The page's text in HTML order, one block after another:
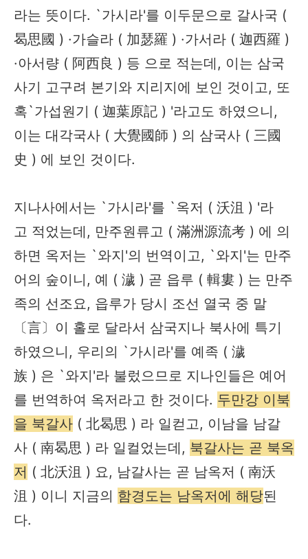
라는 뜻이다. `가시라'를 이두문으로 갈사국 (
曷思國 ) ·가슬라 ( 加瑟羅 ) ·가서라 ( 迦西羅 )
·아서량 ( 阿西良 ) 등 으로 적는데, 이는 삼국
사기 고구려 본기와 지리지에 보인 것이고, 또
혹`가섭원기 ( 迦葉原記 ) '라고도 하였으니,
이는 대각국사 ( 大覺國師 ) 의 삼국사 ( 三國
史 ) 에 보인 것이다.
지나사에서는 `가시라'를 `옥저 ( 沃沮 ) '라
고 적었는데, 만주원류고 ( 滿洲源流考 ) 에 의
하면 옥저는 `와지'의 번역이고, `와지'는 만주
어의 숲이니, 예 ( 濊 ) 곧 읍루 ( 輯婁 ) 는 만주
족의 선조요, 읍루가 당시 조선 열국 중 말
〔言〕이 홀로 달라서 삼국지나 북사에 특기
하였으니, 우리의 `가시라'를 예족 ( 濊
族 ) 은 `와지'라 불렀으므로 지나인들은 예어
를 번역하여 옥저라고 한 것이다. 두만강 이북
을 북갈사 ( 北曷思 ) 라 일컫고, 이남을 남갈
사 ( 南曷思 ) 라 일컬었는데, 북갈사는 곧 북옥
저 ( 北沃沮 ) 요, 남갈사는 곧 남옥저 ( 南沃
沮 ) 이니 지금의 함경도는 남옥저에 해당된
다.